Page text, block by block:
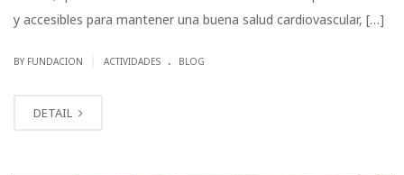
y accesibles para mantener una buena salud cardiovascular, […]
BY FUNDACION ACTIVIDADES . BLOG
DETAIL